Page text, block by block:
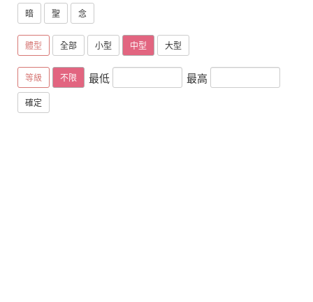
暗 聖 念
體型 全部 小型 中型 大型
等級 不限 最低 最高
確定